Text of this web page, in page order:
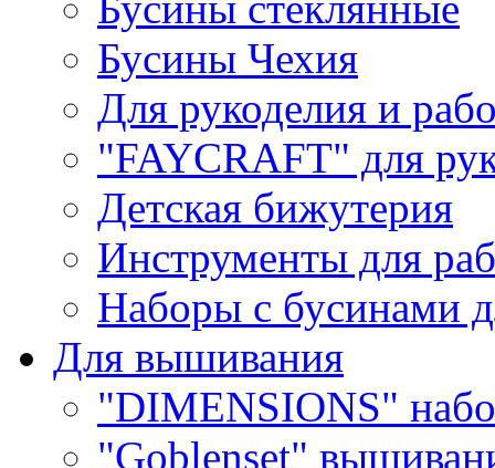
Бусины Чехия
Для рукоделия и
"FAYCRAFT" для
Детская бижутерия
Инструменты для
Наборы с бусинами
Для вышивания
"DIMENSIONS"
"Goblenset"